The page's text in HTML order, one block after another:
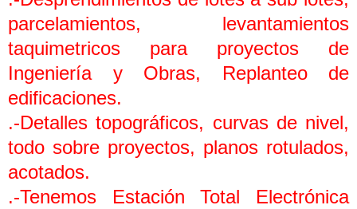
parcelamientos, levantamientos
taquimetricos para proyectos de
Ingeniería y Obras, Replanteo de
edificaciones.
.-Detalles topográficos, curvas de nivel,
todo sobre proyectos, planos rotulados,
acotados.
.-Tenemos Estación Total Electrónica